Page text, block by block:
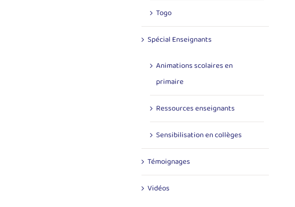
Togo
Spécial Enseignants
Animations scolaires en
primaire
Ressources enseignants
Sensibilisation en collèges
Témoignages
Vidéos